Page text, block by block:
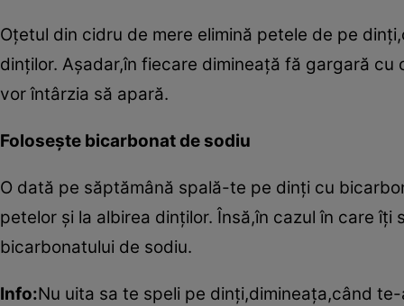
Oţetul din cidru de mere elimină petele de pe
dinţilor. Aşadar,în fiecare dimineaţă fă gargară
vor întârzia să apară.
Foloseşte bicarbonat de sodiu
O dată pe săptămână spală-te pe dinţi cu
petelor şi la albirea dinţilor. Însă,în cazul în care
bicarbonatului de sodiu.
Info:Nu uita sa te speli pe dinţi,dimineaţa,când